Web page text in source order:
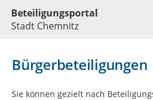
Beteiligungsportal
Stadt Chemnitz
Bürgerbeteiligungen
Sie können gezielt nach